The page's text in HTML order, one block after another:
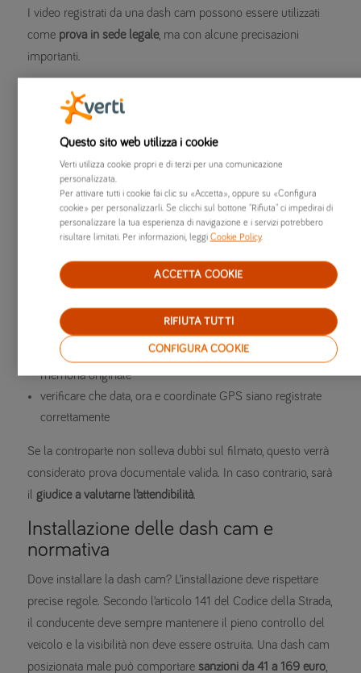
I video registrati da una dash cam possono essere utilizzati
come prova in sede legale, ma con alcune precisazioni
importanti.
Ecco cosa dice la legge: Secondo l’articolo 2712 del Codice
Civile, le riproduzioni fotografiche e cinematografiche
possono costituire prova, a meno che la controparte non ne
assumere peso rilevante se il filmato è chiaro, integro e non
alterato.
Per massimizzare il valore probatorio del filmato è
conservare la registrazionecompleta, senza tagli o
modifiche
non alterarein alcun modo il video originale
presentare il file nella sua interezza, dalla scheda di
memoria originale
verificare che data, ora e coordinate GPS siano registrate
correttamente
Se la controparte non solleva dubbi sul filmato, questo verrà
considerato prova documentale valida. In caso contrario, sarà
il giudice a valutarne l’attendibilità.
Installazione delle dash cam e
normativa
Dove installare la dash cam? L’installazione deve rispettare
precise regole. Secondo l’articolo 141 del Codice della Strada,
il conducente deve sempre mantenere il pieno controllo del
veicolo e la visibilità non deve essere ostruita. Una dash cam
posizionata male può comportare sanzioni da 41 a 169 euro
Questo sito web utilizza i cookie
Verti utilizza cookie propri e di terzi per una comunicazione
personalizzata.
Per attivare tutti i cookie fai clic su «Accetta», oppure su «Configura
cookie» per personalizzarli. Se clicchi sul bottone "Rifiuta" ci impedirai di
personalizzare la tua esperienza di navigazione e i servizi potrebbero
risultare limitati. Per informazioni, leggi Cookie Policy.
CONFIGURA COOKIE
RIFIUTA TUTTI
ACCETTA COOKIE